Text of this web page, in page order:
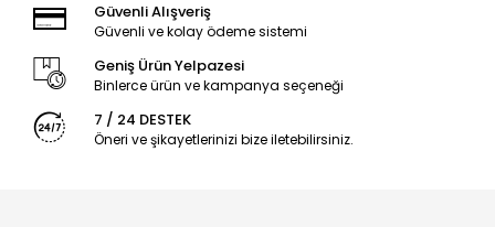
Güvenli Alışveriş
Güvenli ve kolay ödeme sistemi
Geniş Ürün Yelpazesi
Binlerce ürün ve kampanya seçeneği
7 / 24 DESTEK
Öneri ve şikayetlerinizi bize iletebilirsiniz.